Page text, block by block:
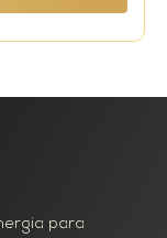
para